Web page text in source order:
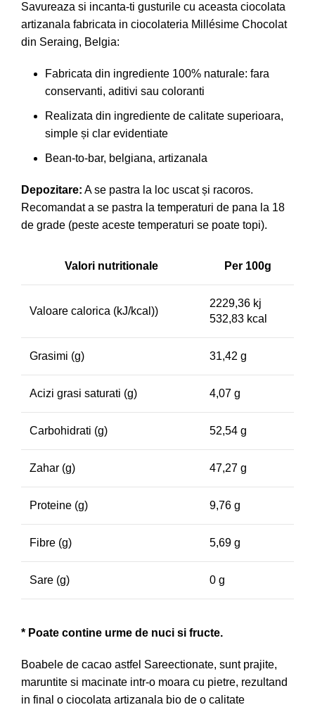
Savureaza si incanta-ti gusturile cu aceasta ciocolata
artizanala fabricata in ciocolateria Millésime Chocolat
din Seraing, Belgia:
Fabricata din ingrediente 100% naturale: fara
conservanti, aditivi sau coloranti
Realizata din ingrediente de calitate superioara,
simple și clar evidentiate
Bean-to-bar, belgiana, artizanala
Depozitare: A se pastra la loc uscat și racoros.
Recomandat a se pastra la temperaturi de pana la 18
de grade (peste aceste temperaturi se poate topi).
Valori nutritionale Per 100g
Valoare calorica (kJ/kcal))
2229,36 kj
532,83 kcal
Grasimi (g) 31,42 g
Acizi grasi saturati (g) 4,07 g
Carbohidrati (g) 52,54 g
Zahar (g) 47,27 g
Proteine (g) 9,76 g
Fibre (g) 5,69 g
Sare (g) 0 g
* Poate contine urme de nuci si fructe.
Boabele de cacao astfel Sareectionate, sunt prajite,
maruntite si macinate intr-o moara cu pietre, rezultand
in final o ciocolata artizanala bio de o calitate